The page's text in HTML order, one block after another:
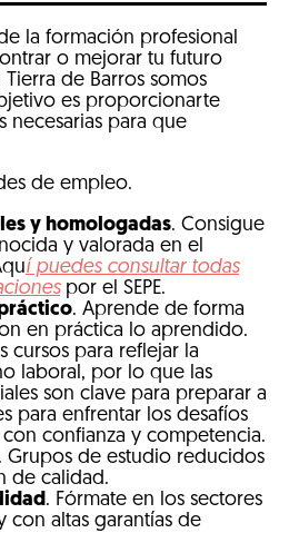
la formación profesional
o mejorar tu futuro
Tierra de Barros somos
es proporcionarte
necesarias para que
de empleo.
y homologadas. Consigue
y valorada en el
í puedes consultar todas
por el SEPE.
. Aprende de forma
en práctica lo aprendido.
cursos para reflejar la
laboral, por lo que las
son clave para preparar a
para enfrentar los desafíos
confianza y competencia.
. Grupos de estudio reducidos
de calidad.
. Fórmate en los sectores
con altas garantías de